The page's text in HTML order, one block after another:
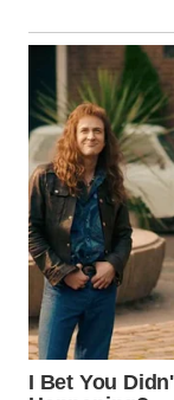
KALSEL
WN
KALTIM
WN
SULSEL
WN
GORONTALO
WN
SULUT